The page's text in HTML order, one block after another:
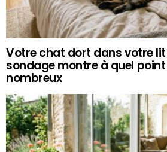
Votre chat dort dans votre
sondage montre à quel
nombreux